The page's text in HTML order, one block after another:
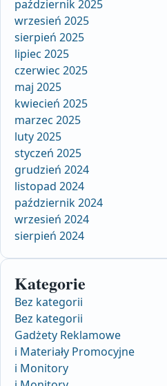
październik 2025
wrzesień 2025
sierpień 2025
lipiec 2025
czerwiec 2025
maj 2025
kwiecień 2025
marzec 2025
luty 2025
styczeń 2025
grudzień 2024
listopad 2024
październik 2024
wrzesień 2024
sierpień 2024
Kategorie
Bez kategorii
Bez kategorii
Gadżety Reklamowe
i Materiały Promocyjne
i Monitory